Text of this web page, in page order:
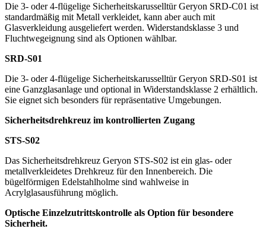
Die 3- oder 4-flügelige Sicherheitskarusselltür Geryon SRD-C01 ist
standardmäßig mit Metall verkleidet, kann aber auch mit
Glasverkleidung ausgeliefert werden. Widerstandsklasse 3 und
Fluchtwegeignung sind als Optionen wählbar.
SRD-S01
Die 3- oder 4-flügelige Sicherheitskarusselltür Geryon SRD-S01 ist
eine Ganzglasanlage und optional in Widerstandsklasse 2 erhältlich.
Sie eignet sich besonders für repräsentative Umgebungen.
Sicherheitsdrehkreuz im kontrollierten Zugang
STS-S02
Das Sicherheitsdrehkreuz Geryon STS-S02 ist ein glas- oder
metallverkleidetes Drehkreuz für den Innenbereich. Die
bügelförmigen Edelstahlholme sind wahlweise in
Acrylglasausführung möglich.
Optische Einzelzutrittskontrolle als Option für besondere
Sicherheit.